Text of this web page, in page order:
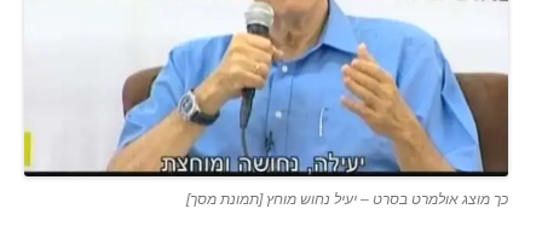
כך מוצג אולמרט בסרט – יעיל נחוש מוחץ [תמונת מסך]